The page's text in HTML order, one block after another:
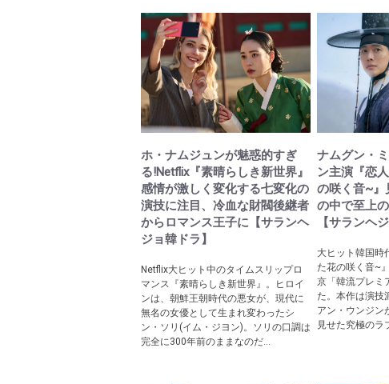
ホ・ナムジュンが魅惑的すぎ
る!Netflix『素晴らしき新世界』
感情が激しく変化する七変化の
演技に注目、冷血な財閥後継者
からロマンス王子に【サランヘ
ジョ韓ドラ】
Netflix大ヒット中のタイムスリップロ
マンス『素晴らしき新世界』。ヒロイ
ンは、朝鮮王朝時代の悪女が、現代に
無名の女優として生まれ変わったシ
ン・ソリ(イム・ジヨン)。ソリの口調は
完全に300年前のままなのだ...
ナムグン・
ン主演『恋
の咲く音~』
の中で至上
【サランヘ
大ヒット韓国時
た花の咲く音~
京「韓流プレミ
た。本作は演技
アン・ウンジン
見せた究極のラ